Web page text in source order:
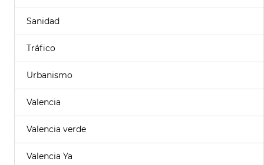
Sanidad
Tráfico
Urbanismo
Valencia
Valencia verde
Valencia Ya